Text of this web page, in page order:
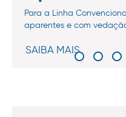
Para a Linha
aparentes e com
SAIBA MAIS